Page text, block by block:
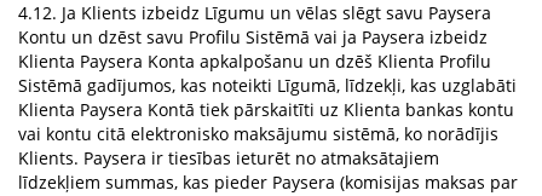
4.12. Ja Klients izbeidz Līgumu un vēlas slēgt savu Paysera
Kontu un dzēst savu Profilu Sistēmā vai ja Paysera izbeidz
Klienta Paysera Konta apkalpošanu un dzēš Klienta Profilu
Sistēmā gadījumos, kas noteikti Līgumā, līdzekļi, kas uzglabāti
Klienta Paysera Kontā tiek pārskaitīti uz Klienta bankas kontu
vai kontu citā elektronisko maksājumu sistēmā, ko norādījis
Klients. Paysera ir tiesības ieturēt no atmaksātajiem
līdzekļiem summas, kas pieder Paysera (komisijas maksas par